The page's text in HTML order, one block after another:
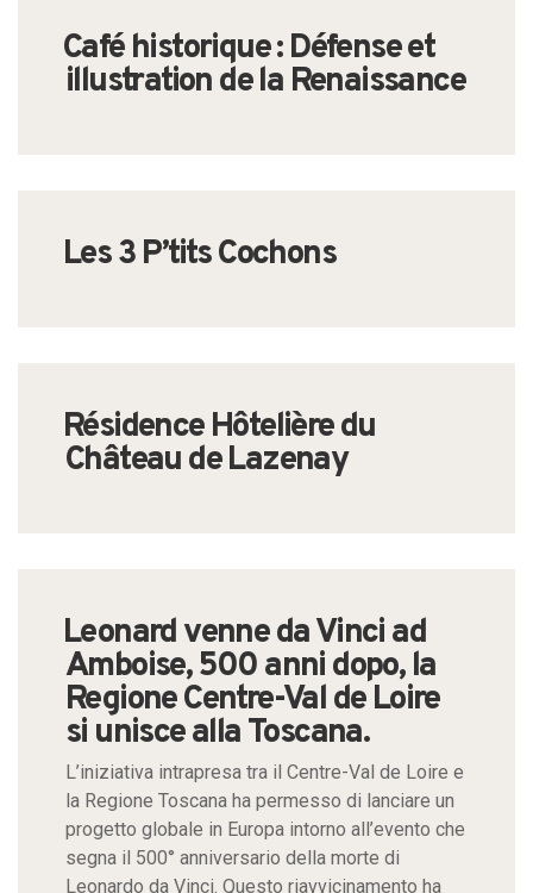
Café historique : Défense et
illustration de la Renaissance
Les 3 P’tits Cochons
Résidence Hôtelière du
Château de Lazenay
Leonard venne da Vinci ad
Amboise, 500 anni dopo, la
Regione Centre-Val de Loire
si unisce alla Toscana.
L’iniziativa intrapresa tra il Centre-Val de Loire e
la Regione Toscana ha permesso di lanciare un
progetto globale in Europa intorno all’evento che
segna il 500° anniversario della morte di
Leonardo da Vinci. Questo riavvicinamento ha